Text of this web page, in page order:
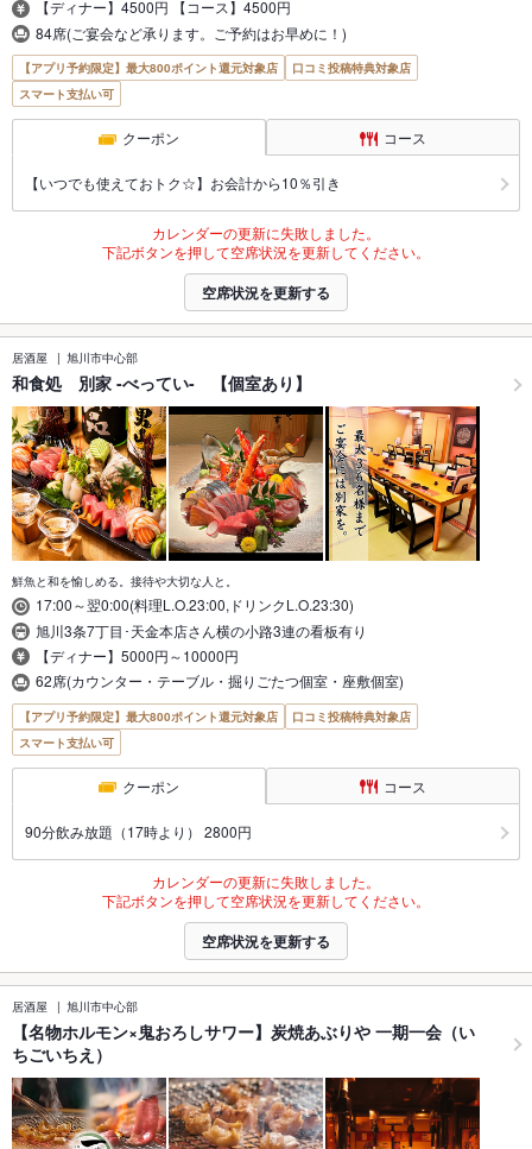
【ディナー】4500円 【コース】4500円
84席(ご宴会など承ります。ご予約はお早めに！)
【アプリ予約限定】最大800ポイント還元対象店
口コミ投稿特典対象店
スマート支払い可
クーポン コース
【いつでも使えておトク☆】お会計から10％引き
カレンダーの更新に失敗しました。
下記ボタンを押して空席状況を更新してください。
空席状況を更新する
居酒屋 旭川市中心部
和食処 別家 -べってい- 【個室あり】
鮮魚と和を愉しめる。接待や大切な人と。
17:00～翌0:00(料理L.O.23:00,ドリンクL.O.23:30)
旭川3条7丁目･天金本店さん横の小路3連の看板有り
【ディナー】5000円～10000円
62席(カウンター・テーブル・掘りごたつ個室・座敷個室)
【アプリ予約限定】最大800ポイント還元対象店
口コミ投稿特典対象店
スマート支払い可
クーポン コース
90分飲み放題（17時より） 2800円
カレンダーの更新に失敗しました。
下記ボタンを押して空席状況を更新してください。
空席状況を更新する
居酒屋 旭川市中心部
【名物ホルモン×鬼おろしサワー】炭焼あぶりや 一期一会（い
ちごいちえ）